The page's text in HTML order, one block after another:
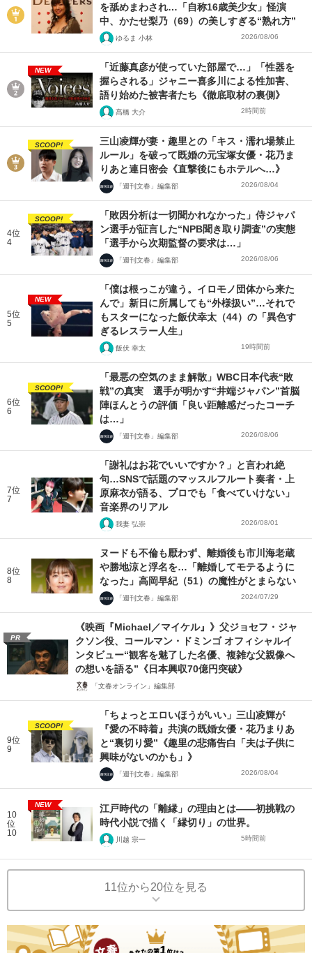
を舐めまわされ…「自称16歳美少女」怪演
中、かたせ梨乃（69）の美しすぎる“熟れ方”
ゆるま 小林 2026/08/06
NEW
「近藤真彦が使っていた部屋で…」「性器を
握らされる」ジャニー喜多川による性加害、
語り始めた被害者たち《徹底取材の裏側》
髙橋 大介 2時間前
SCOOP!
三山凌輝が妻・趣里との「キス・濡れ場禁止
ルール」を破って既婚の元宝塚女優・花乃ま
りあと連日密会《直撃後にもホテルへ…》
「週刊文春」編集部 2026/08/04
4位
4
SCOOP!
「敗因分析は一切聞かれなかった」侍ジャパ
ン選手が証言した“NPB聞き取り調査”の実態
「選手から次期監督の要求は…」
「週刊文春」編集部 2026/08/06
5位
5
NEW
「僕は根っこが違う。イロモノ団体から来た
んで」新日に所属しても“外様扱い”…それで
もスターになった飯伏幸太（44）の「異色す
ぎるレスラー人生」
飯伏 幸太 19時間前
6位
6
SCOOP!
「最悪の空気のまま解散」WBC日本代表“敗
戦”の真実 選手が明かす“井端ジャパン”首脳
陣ほんとうの評価「良い距離感だったコーチ
は…」
「週刊文春」編集部 2026/08/06
7位
7
「謝礼はお花でいいですか？」と言われ絶
句…SNSで話題のマッスルフルート奏者・上
原麻衣が語る、プロでも「食べていけない」
音楽界のリアル
我妻 弘崇 2026/08/01
8位
8
ヌードも不倫も厭わず、離婚後も市川海老蔵
や勝地涼と浮名を…「離婚してモテるように
なった」高岡早紀（51）の魔性がとまらない
「週刊文春」編集部 2024/07/29
PR
《映画『Michael／マイケル』》父ジョセフ・ジャ
クソン役、コールマン・ドミンゴ オフィシャルイ
ンタビュー“観客を魅了した名優、複雑な父親像へ
の想いを語る”《日本興収70億円突破》
「文春オンライン」編集部
9位
9
SCOOP!
「ちょっとエロいほうがいい」三山凌輝が
『愛の不時着』共演の既婚女優・花乃まりあ
と“裏切り愛”《趣里の悲痛告白「夫は子供に
興味がないのかも」》
「週刊文春」編集部 2026/08/04
10
位
10
NEW
江戸時代の「離縁」の理由とは――初挑戦の
時代小説で描く「縁切り」の世界。
川越 宗一 5時間前
11位から20位を見る